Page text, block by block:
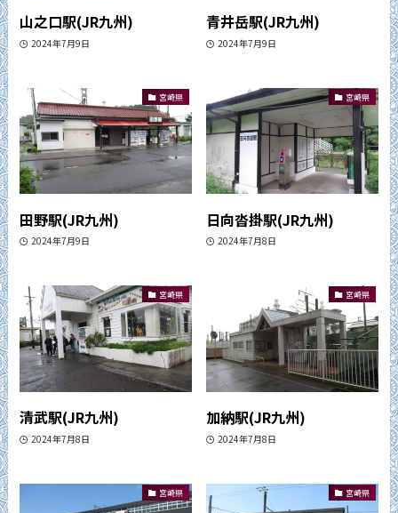
山之口駅(JR九州)
2024年7月9日
青井岳駅(JR九州)
2024年7月9日
宮崎県
田野駅(JR九州)
2024年7月9日
宮崎県
日向沓掛駅(JR九州)
2024年7月8日
宮崎県
清武駅(JR九州)
2024年7月8日
宮崎県
加納駅(JR九州)
2024年7月8日
宮崎県 宮崎県